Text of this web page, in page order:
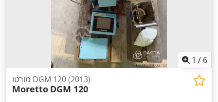
1 / 6
מורטו DGM 120 (2013)
Moretto DGM 120